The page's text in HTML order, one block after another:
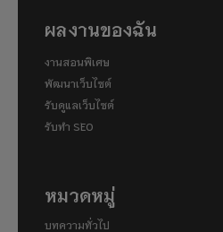
ผลงานของฉัน
งานสอนพิเศษ
พัฒนาเว็บไซต์
รับดูแลเว็บไซต์
รับทำ SEO
หมวดหมู่
บทความทั่วไป